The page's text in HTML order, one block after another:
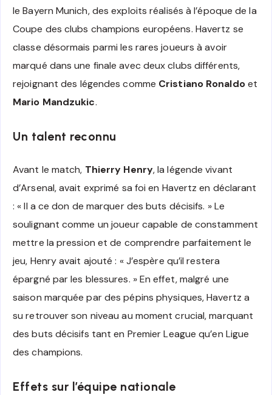
le Bayern Munich, des exploits réalisés à l’époque de la
Coupe des clubs champions européens. Havertz se
classe désormais parmi les rares joueurs à avoir
marqué dans une finale avec deux clubs différents,
rejoignant des légendes comme Cristiano Ronaldoet
Mario Mandzukic.
Un talent reconnu
Avant le match, Thierry Henry, la légende vivant
d’Arsenal, avait exprimé sa foi en Havertz en déclarant
: « Il a ce don de marquer des buts décisifs. » Le
soulignant comme un joueur capable de constamment
mettre la pression et de comprendre parfaitement le
jeu, Henry avait ajouté : « J’espère qu’il restera
épargné par les blessures. » En effet, malgré une
saison marquée par des pépins physiques, Havertz a
su retrouver son niveau au moment crucial, marquant
des buts décisifs tant en Premier League qu’en Ligue
des champions.
Effets sur l’équipe nationale